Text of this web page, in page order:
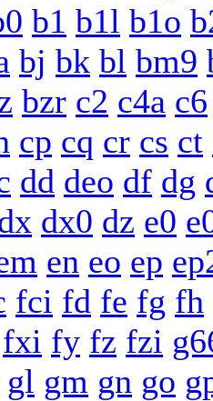
b1 b1l b1o
bj bk bl bm9
bzr c2 c4a c6
cp cq cr cs ct
dd deo df dg
dx0 dz e0
en eo ep
fci fd fe fg fh
fxi fy fz fzi
gl gm gn go